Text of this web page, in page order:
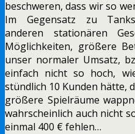
beschweren, dass wir so
Im Gegensatz zu
anderen stationären
Möglichkeiten, größere
unser normaler Umsatz,
einfach nicht so hoch,
stündlich 10 Kunden hätte,
größere Spielräume
wahrscheinlich auch nicht
einmal 400 € fehlen…